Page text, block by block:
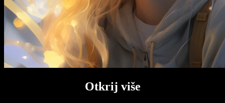
Otkrij više